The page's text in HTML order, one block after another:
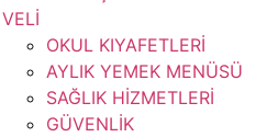
VELİ
OKUL KIYAFETLERİ
AYLIK YEMEK MENÜSÜ
SAĞLIK HİZMETLERİ
GÜVENLİK